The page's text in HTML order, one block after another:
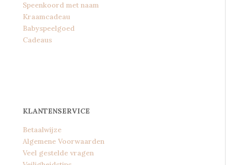
Speenkoord met naam
Kraamcadeau
Babyspeelgoed
Cadeaus
KLANTENSERVICE
Betaalwijze
Algemene Voorwaarden
Veel gestelde vragen